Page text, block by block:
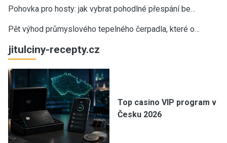
Pohovka pro hosty: jak vybrat pohodlné přespání be…
Pět výhod průmyslového tepelného čerpadla, které o…
jitulciny-recepty.cz
Top casino VIP program v
Česku 2026